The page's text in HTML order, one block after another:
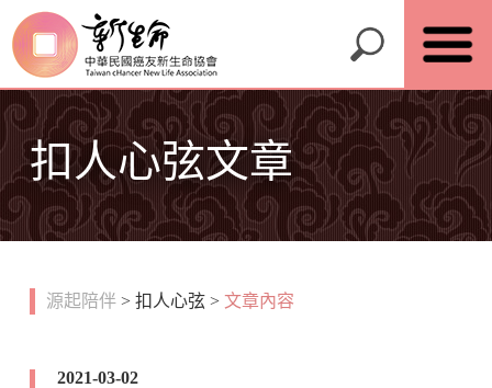
扣人心弦文章
源起陪伴 > 扣人心弦 > 文章內容
2021-03-02